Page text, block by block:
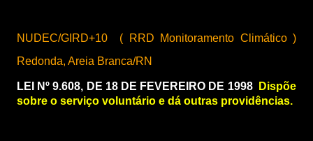
NUDEC/GIRD+10 ( RRD
Monitoramento Climático )
Redonda, Areia Branca/RN
LEI Nº 9.608, DE 18 DE FEVEREIRO DE 1998
Dispõe
sobre o serviço voluntário e dá outras providências.